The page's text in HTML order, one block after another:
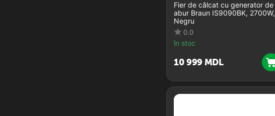
Fier de călcat cu generator de
abur Braun IS9090BK, 2700W,
Negru
0.0
în stoc
10 999 MDL